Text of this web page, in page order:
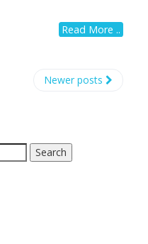
Read More ..
Newer posts